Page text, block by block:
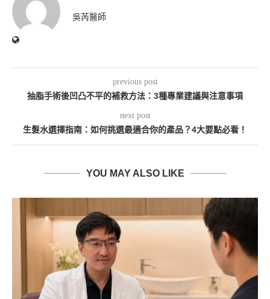
吳芮醫師
previous post
抽脂手術後凹凸不平的補救方法：3種專業建議與注意事項
next post
生髮水選擇指南：如何挑選最適合你的產品？4大要點必看！
YOU MAY ALSO LIKE